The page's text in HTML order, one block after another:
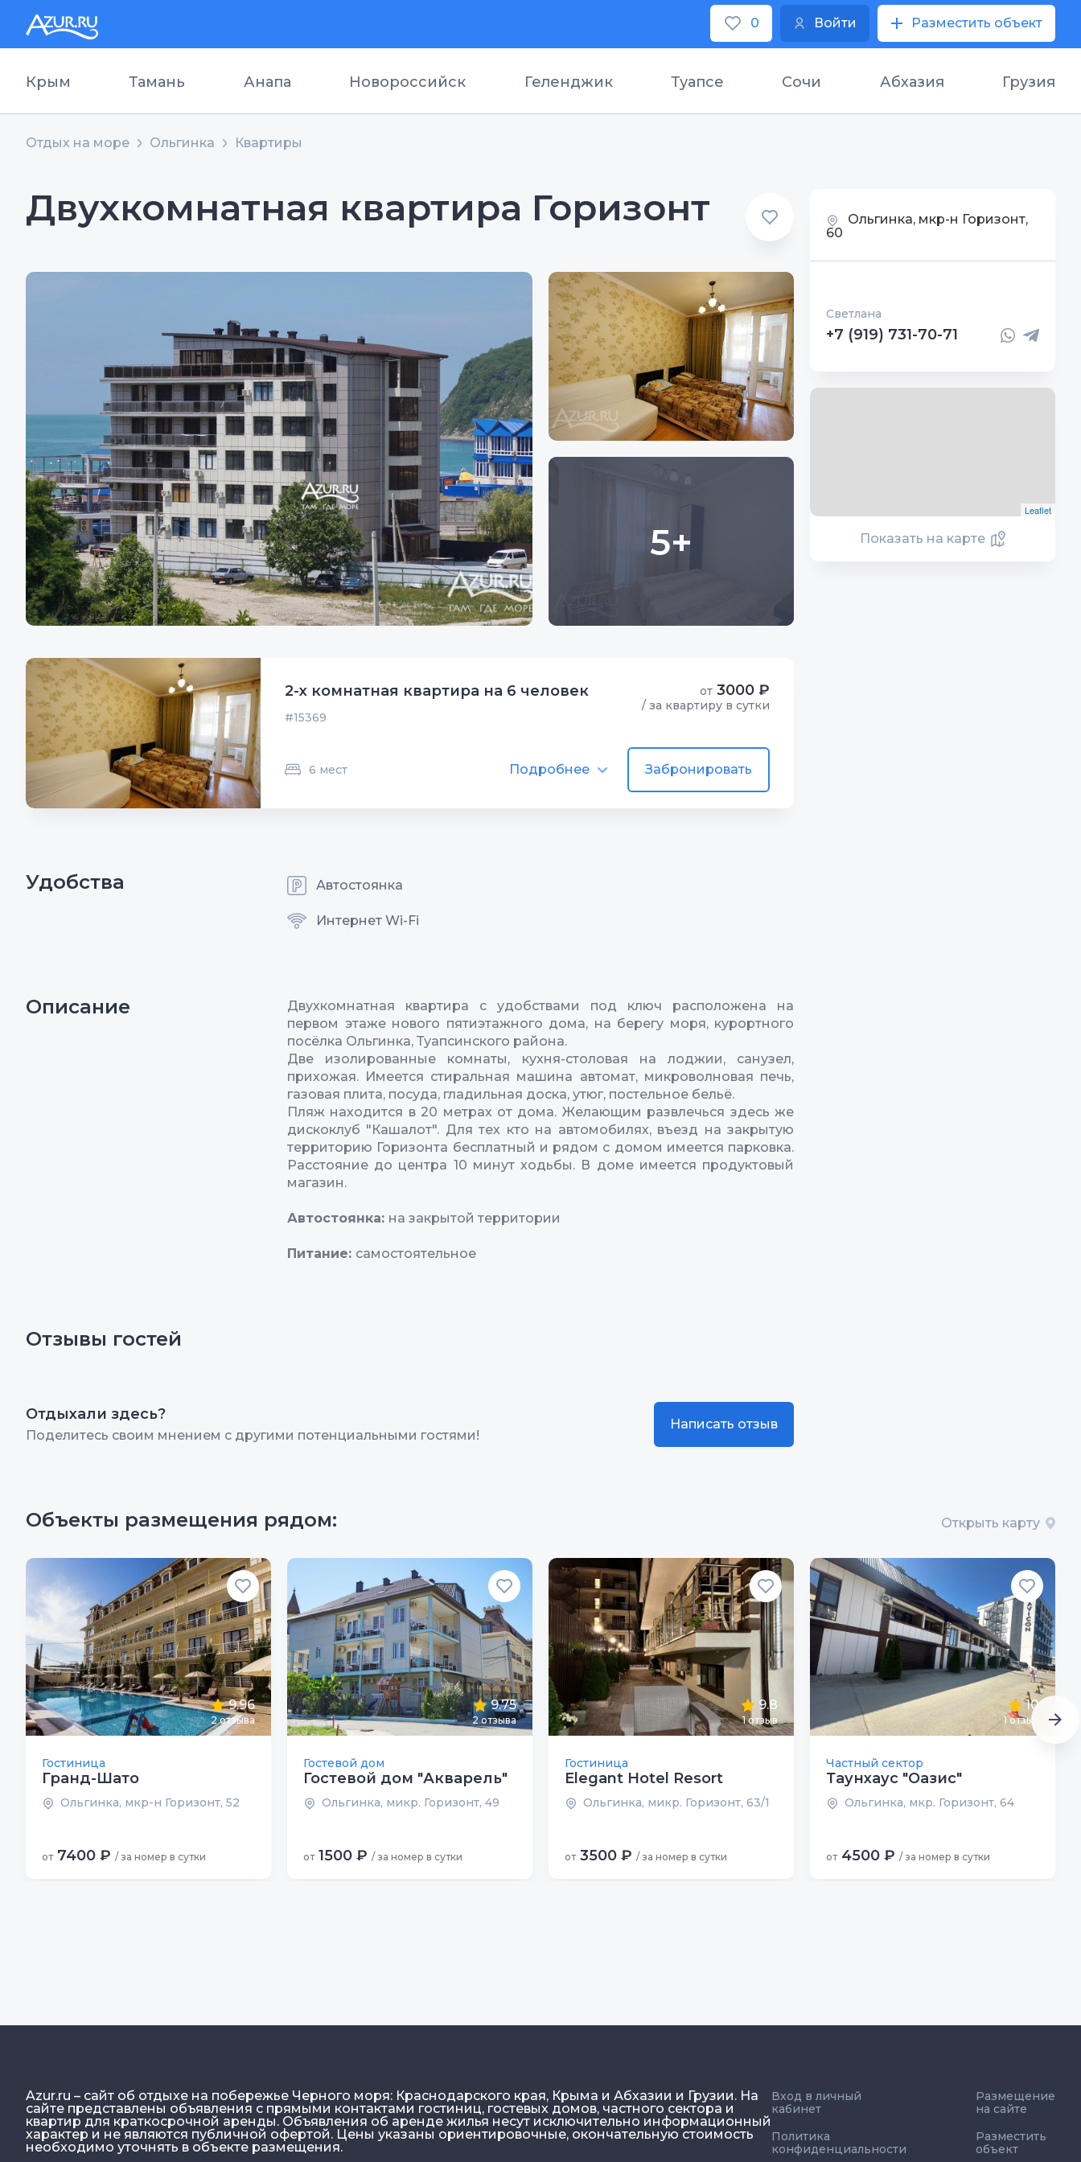
0 Войти Разместить объект
Крым Тамань Анапа Новороссийск Геленджик Туапсе Сочи Абхазия Грузия
Отдых на море Ольгинка Квартиры
Двухкомнатная квартира Горизонт
5+
2-х комнатная квартира на 6 человек
#15369
от 3000 ₽
/ за квартиру в сутки
6 мест Подробнее Забронировать
Удобства Автостоянка
Интернет Wi-Fi
Описание
Двухкомнатная квартира с удобствами под ключ расположена на
первом этаже нового пятиэтажного дома, на берегу моря, курортного
посёлка Ольгинка, Туапсинского района.
Две изолированные комнаты, кухня-столовая на лоджии, санузел,
прихожая. Имеется стиральная машина автомат, микроволновая печь,
газовая плита, посуда, гладильная доска, утюг, постельное бельё.
Пляж находится в 20 метрах от дома. Желающим развлечься здесь же
дискоклуб "Кашалот". Для тех кто на автомобилях, въезд на закрытую
территорию Горизонта бесплатный и рядом с домом имеется парковка.
Расстояние до центра 10 минут ходьбы. В доме имеется продуктовый
магазин.
Автостоянка: на закрытой территории
Питание: самостоятельное
Отзывы гостей
Отдыхали здесь?
Поделитесь своим мнением с другими потенциальными гостями!
Написать отзыв
Ольгинка, мкр-н Горизонт,
60
Светлана
+7 (919) 731-70-71
Leaflet
Показать на карте
Объекты размещения рядом: Открыть карту
9.96
2отзыва
Гостиница
Гранд-Шато
Ольгинка, мкр-н Горизонт, 52
от 7400 ₽ / за номер в сутки
9.75
2отзыва
Гостевой дом
Гостевой дом "Акварель"
Ольгинка, микр. Горизонт, 49
от 1500 ₽ / за номер в сутки
9.8
1отзыв
Гостиница
Elegant Hotel Resort
Ольгинка, микр. Горизонт, 63/1
от 3500 ₽ / за номер в сутки
10
1отзыв
Частный сектор
Таунхаус "Оазис"
Ольгинка, мкр. Горизонт, 64
от 4500 ₽ / за номер в сутки
Azur.ru – сайт об отдыхе на побережье Черного моря: Краснодарского края, Крыма и Абхазии и Грузии. На
сайте представлены объявления с прямыми контактами гостиниц, гостевых домов, частного сектора и
квартир для краткосрочной аренды. Объявления об аренде жилья несут исключительно информационный
характер и не являются публичной офертой. Цены указаны ориентировочные, окончательную стоимость
необходимо уточнять в объекте размещения.
Вход в личный
кабинет
Политика
конфиденциальности
Размещение
на сайте
Разместить
объект